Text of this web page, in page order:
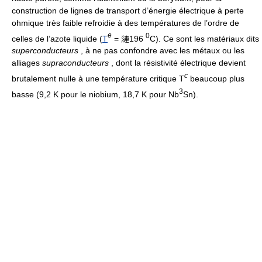
construction de lignes de transport d’énergie électrique à perte
ohmique très faible refroidie à des températures de l’ordre de
celles de l’azote liquide (Te = 漣196 0C). Ce sont les matériaux dits
superconducteurs , à ne pas confondre avec les métaux ou les
alliages supraconducteurs , dont la résistivité électrique devient
brutalement nulle à une température critique Tc beaucoup plus
basse (9,2 K pour le niobium, 18,7 K pour Nb3Sn).